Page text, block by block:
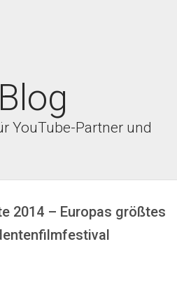
YouTube-Partner und
2014 – Europas größtes